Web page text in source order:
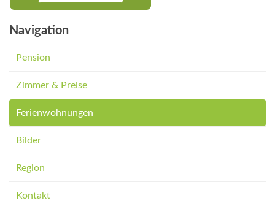
Navigation
Pension
Zimmer & Preise
Ferienwohnungen
Bilder
Region
Kontakt